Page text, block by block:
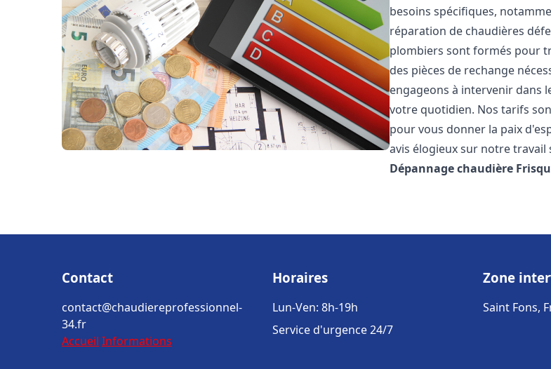
besoins spécifiques,
réparation de chaudières
plombiers sont formés pour
des pièces de rechange
engageons à intervenir dans
votre quotidien. Nos tarifs
pour vous donner la paix
avis élogieux sur notre
Dépannage chaudière
Contact
contact@chaudiereprofessionnel-
34.fr
Accueil Informations
Horaires
Lun-Ven: 8h-19h
Service d'urgence 24/7
Zone
Saint Fons,